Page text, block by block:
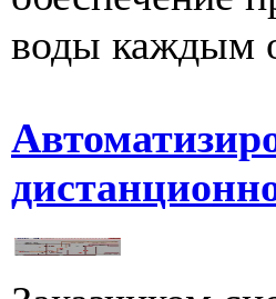
воды каждым